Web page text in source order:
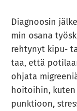
Diag­noo­sin
min osana
reh­ty­nyt kipu-
taa, että
oh­ja­ta
hoi­toi­hin,
punk­tioon,